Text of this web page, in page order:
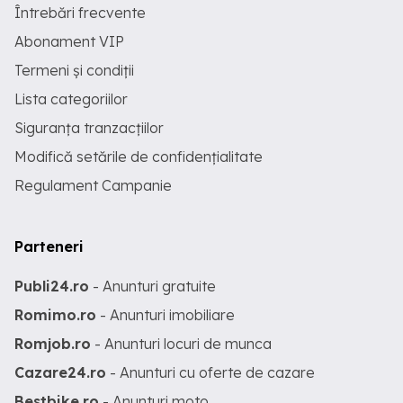
Întrebări frecvente
Abonament VIP
Termeni și condiții
Lista categoriilor
Siguranța tranzacțiilor
Modifică setările de confidențialitate
Regulament Campanie
Parteneri
Publi24.ro - Anunturi gratuite
Romimo.ro - Anunturi imobiliare
Romjob.ro - Anunturi locuri de munca
Cazare24.ro - Anunturi cu oferte de cazare